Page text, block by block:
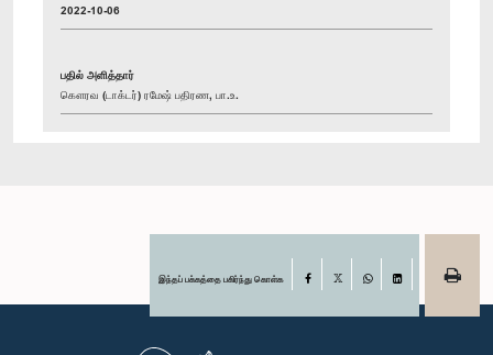
2022-10-06
பதில் அளித்தார்
கௌரவ (டாக்டர்) ரமேஷ் பதிரண, பா.உ.
இந்தப் பக்கத்தை பகிர்ந்து கொள்க Facebook